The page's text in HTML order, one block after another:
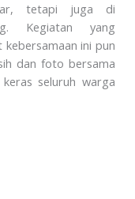
tetapi juga di
Kegiatan yang
ini pun
dan foto bersama
seluruh warga